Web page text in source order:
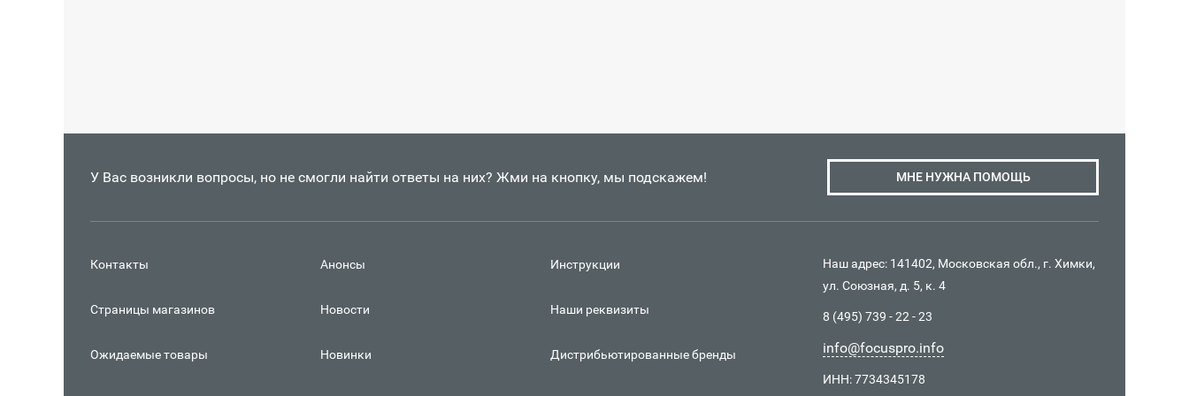
У Вас возникли вопросы, но не смогли найти ответы на них? Жми на кнопку, мы подскажем! МНЕ НУЖНА ПОМОЩЬ
Контакты
Страницы магазинов
Ожидаемые товары
Анонсы
Новости
Новинки
Инструкции
Наши реквизиты
Дистрибьютированные бренды
Наш адрес: 141402, Московская обл., г. Химки,
ул. Союзная, д. 5, к. 4
8 (495) 739 - 22 - 23
info@focuspro.info
ИНН: 7734345178